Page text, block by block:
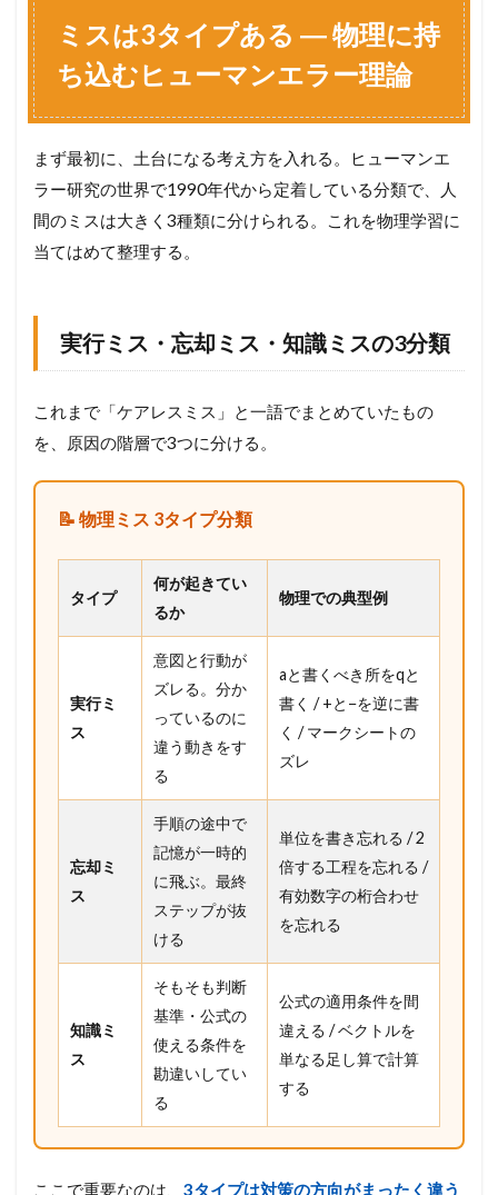
ミスは3タイプある ― 物理に持
ち込むヒューマンエラー理論
まず最初に、土台になる考え方を入れる。ヒューマンエ
ラー研究の世界で1990年代から定着している分類で、人
間のミスは大きく3種類に分けられる。これを物理学習に
当てはめて整理する。
実行ミス・忘却ミス・知識ミスの3分類
これまで「ケアレスミス」と一語でまとめていたもの
を、原因の階層で3つに分ける。
📝 物理ミス 3タイプ分類
タイプ
何が起きてい
るか
物理での典型例
実行ミ
ス
意図と行動が
ズレる。分か
っているのに
違う動きをす
る
aと書くべき所をqと
書く / +と−を逆に書
く / マークシートの
ズレ
忘却ミ
ス
手順の途中で
記憶が一時的
に飛ぶ。最終
ステップが抜
ける
単位を書き忘れる / 2
倍する工程を忘れる /
有効数字の桁合わせ
を忘れる
知識ミ
ス
そもそも判断
基準・公式の
使える条件を
勘違いしてい
る
公式の適用条件を間
違える / ベクトルを
単なる足し算で計算
する
ここで重要なのは、 3タイプは対策の方向がまったく違う